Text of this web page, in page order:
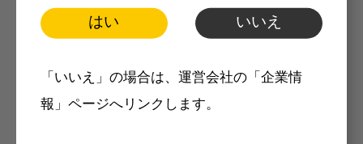
はい いいえ
「いいえ」の場合は、運営会社の「企業情
報」ページへリンクします。
製品価格も閲覧可能